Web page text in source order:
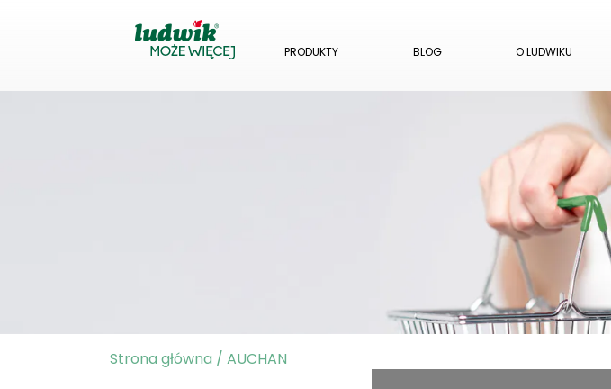
PRODUKTY BLOG O LUDWIKU
Strona główna / AUCHAN